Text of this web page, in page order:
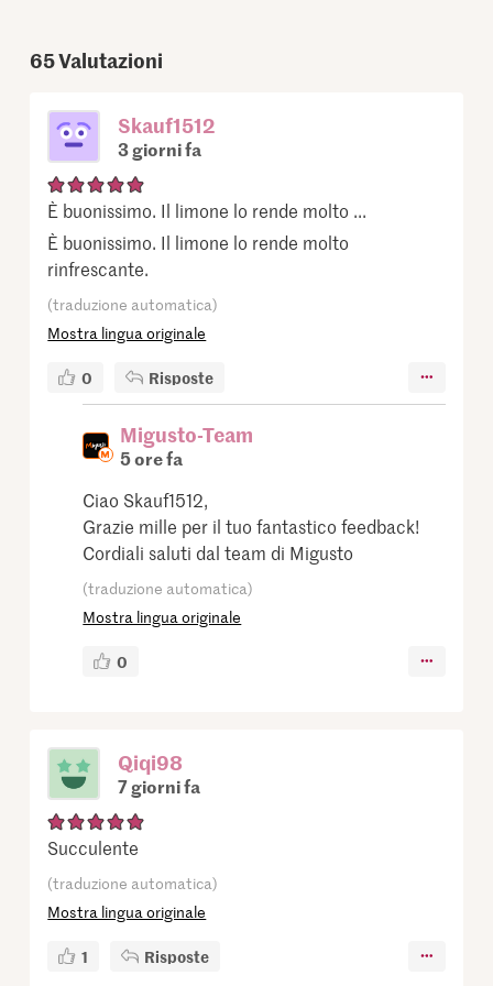
65Valutazioni
Skauf1512
3 giorni fa
È buonissimo. Il limone lo rende molto ...
È buonissimo. Il limone lo rende molto
rinfrescante.
(traduzione automatica)
Mostra lingua originale
0 Risposte
Migusto-Team
5 ore fa
Ciao Skauf1512,
Grazie mille per il tuo fantastico feedback!
Cordiali saluti dal team di Migusto
(traduzione automatica)
Mostra lingua originale
0
Qiqi98
7 giorni fa
Succulente
(traduzione automatica)
Mostra lingua originale
1 Risposte